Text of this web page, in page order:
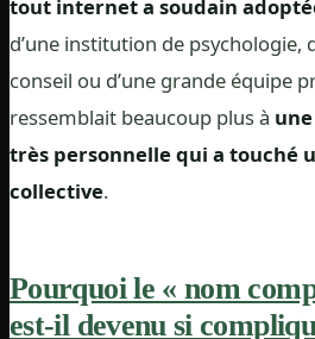
tout internet a soudain
d’une institution de psychologie,
conseil ou d’une grande équipe
ressemblait beaucoup plus à
très personnelle qui a touché
collective.
Pourquoi le « nom
est-il devenu si